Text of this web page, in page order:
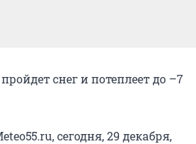
снег и потеплеет до –7
сегодня, 29 декабря,